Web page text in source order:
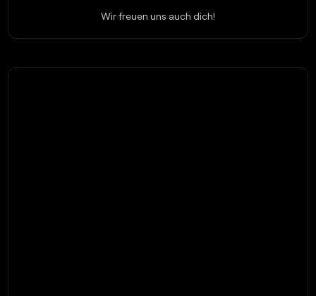
Wir freuen uns auch dich!